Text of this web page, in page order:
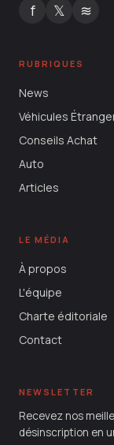
f 𝕏 ≋
RUBRIQUES
News
Véhicules
Conseils Achat
Auto
Articles
LE MÉDIA
À propos
L'équipe
Charte éditoriale
Contact
NEWSLETTER
Recevez nos
désinscription en